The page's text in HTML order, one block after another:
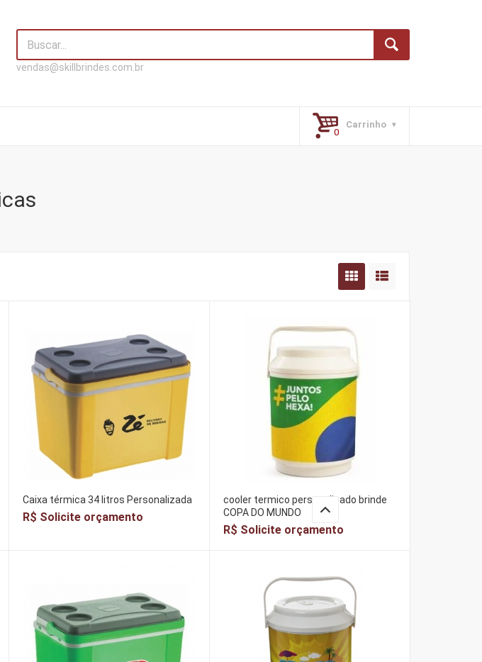
vendas@skillbrindes.com.br
Carrinho
Caixa térmica 34 litros Personalizada
R$ Solicite orçamento
cooler termico personalizado brinde
COPA DO MUNDO
R$ Solicite orçamento